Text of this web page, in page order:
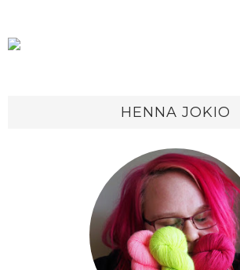
HENNA JOKIO